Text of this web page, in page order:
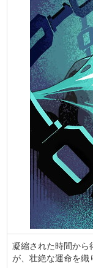
凝縮された時間から
が、壮絶な運命を織